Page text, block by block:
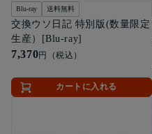
Blu-ray 送料無料
交換ウソ日記 特別版(数量限定
生産）[Blu-ray]
7,370円（税込）
カートに入れる